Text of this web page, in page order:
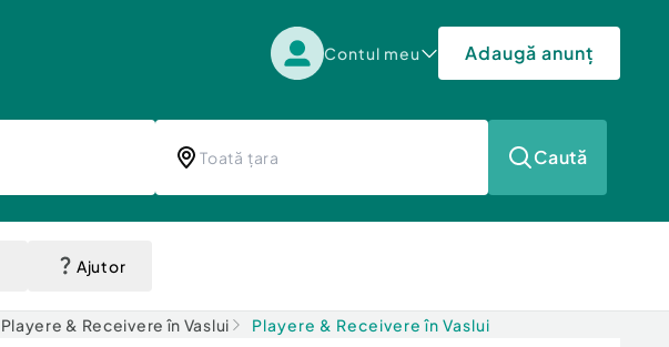
Contul meu Adaugă anunț
Caută
Ajutor
Playere & Receivere în Vaslui Playere & Receivere în Vaslui